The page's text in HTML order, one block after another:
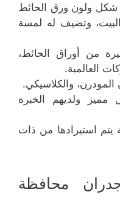
شكل ولون ورق الحائط
وتضيف له لمسة
من أوراق الحائط،
العالمية.
المودرن، والكلاسيكي.
مميز ولديهم الخبرة
يتم استيرادها من ذات
محافظة